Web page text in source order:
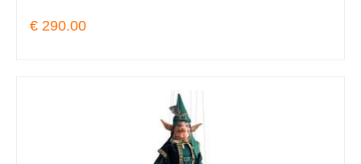
€ 290.00